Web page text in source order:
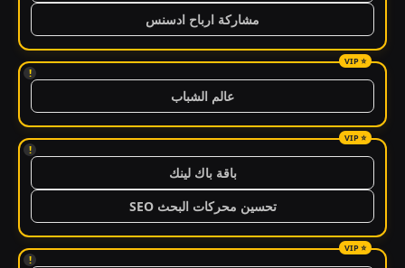
مشاركة ارباح ادسنس
!
عالم الشباب
!
باقة باك لينك
تحسين محركات البحث SEO
!